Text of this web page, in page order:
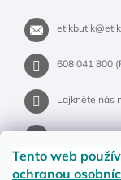
Tento web
ochranou
etikbutik@
608 041 800
Lajkněte nás